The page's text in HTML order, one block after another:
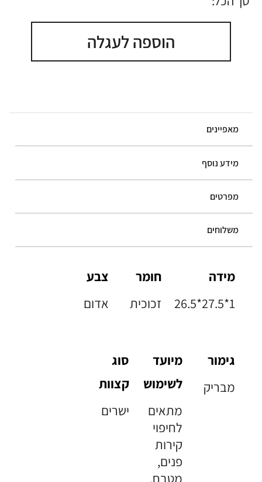
הוספה לעגלה
מאפיינים
מידע נוסף
מפרטים
משלוחים
מידה
26.5*27.5*1
חומר
זכוכית
צבע
אדום
גימור
מבריק
מיועד
לשימוש
מתאים
לחיפוי
קירות
פנים,
מטבח,
סוג
קצוות
ישרים